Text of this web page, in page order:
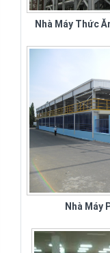
Nhà Máy Thức
Nhà Máy